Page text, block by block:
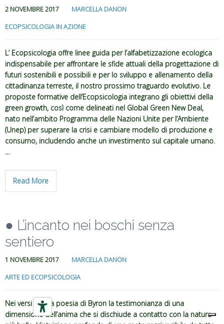
2 NOVEMBRE 2017 MARCELLA DANON
ECOPSICOLOGIA IN AZIONE
L’ Ecopsicologia offre linee guida per l’alfabetizzazione ecologica
indispensabile per affrontare le sfide attuali della progettazione di
futuri sostenibili e possibili e per lo sviluppo e allenamento della
cittadinanza terreste, il nostro prossimo traguardo evolutivo. Le
proposte formative dell’Ecopsicologia integrano gli obiettivi della
green growth, così come delineati nel Global Green New Deal,
nato nell’ambito Programma delle Nazioni Unite per l’Ambiente
(Unep) per superare la crisi e cambiare modello di produzione e
consumo, includendo anche un investimento sul capitale umano.
…
Read More
● L’incanto nei boschi senza
sentiero
1 NOVEMBRE 2017 MARCELLA DANON
ARTE ED ECOPSICOLOGIA
Nei versi di una poesia di Byron la testimonianza di una
dimensione dell’anima che si dischiude a contatto con la natura